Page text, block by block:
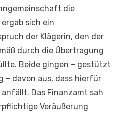
die
sich ein
der Klägerin, den der
durch die Übertragung
Beide gingen – gestützt
– davon aus, dass hierfür
Das Finanzamt sah
Veräußerung